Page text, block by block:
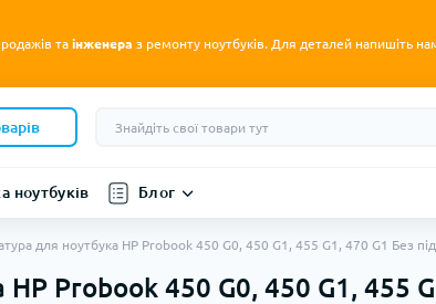
та інженера з ремонту ноутбуків. Для деталей напишіть
ноутбуків Блог
для ноутбука HP Probook 450 G0, 450 G1, 455 G1, 470 G1 Без
Probook 450 G0, 450 G1, 455